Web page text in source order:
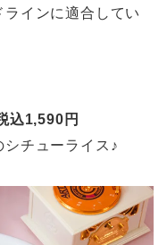
インに適合してい
1,590円
チューライス♪